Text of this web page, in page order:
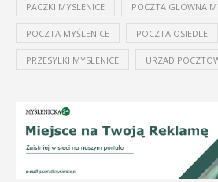
PACZKI MYSLENICE POCZTA GLOWNA
POCZTA MYŚLENICE POCZTA OSIEDLE
PRZESYLKI MYSLENICE URZAD